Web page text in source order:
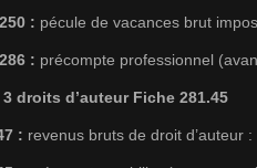
: pécule de vacances brut
: précompte professionnel
droits d’auteur Fiche 281.45
: revenus bruts de droit d’auteur